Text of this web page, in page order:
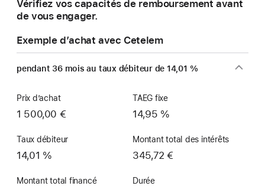
Vérifiez vos capacités de remboursement avant
de vous engager.
Exemple d’achat avec Cetelem
pendant 36 mois au taux débiteur de 14,01 %
Prix d’achat
1 500,00 €
TAEG fixe
14,95 %
Taux débiteur
14,01 %
Montant total des intérêts
345,72 €
Montant total financé Durée